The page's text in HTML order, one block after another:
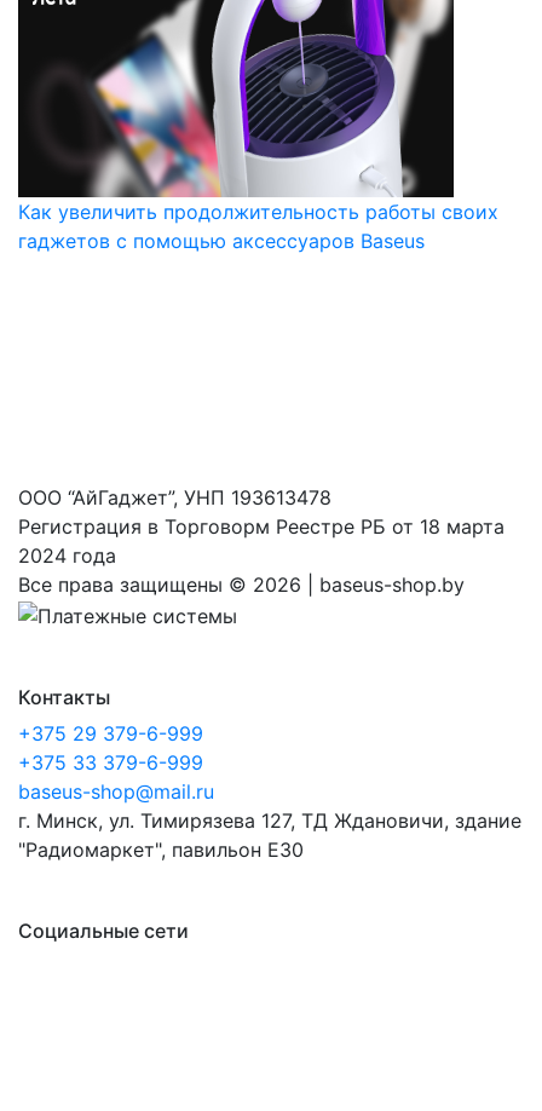
Как увеличить продолжительность работы своих
гаджетов с помощью аксессуаров Baseus
ООО “АйГаджет”, УНП 193613478
Регистрация в Торговорм Реестре РБ от 18 марта
2024 года
Все права защищены © 2026 | baseus-shop.by
Контакты
+375 29 379-6-999
+375 33 379-6-999
baseus-shop@mail.ru
г. Минск, ул. Тимирязева 127, ТД Ждановичи, здание
"Радиомаркет", павильон E30
Социальные сети